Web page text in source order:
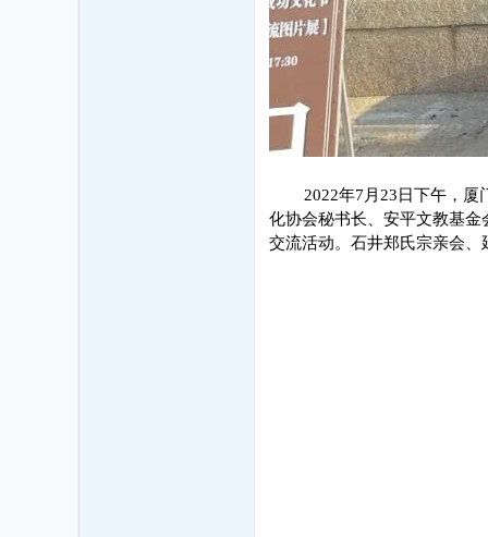
2022年7月23日下午，
化协会秘书长、安平文教基
交流活动。石井郑氏宗亲会